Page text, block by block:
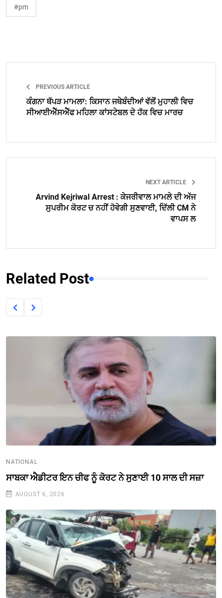
#pm
PREVIOUS ARTICLE
ਕੰਗਨਾ ਥੱਪੜ ਮਾਮਲਾ: ਕਿਸਾਨ ਜਥੇਬੰਦੀਆਂ ਵੱਲੋਂ ਮੁਹਾਲੀ ਵਿਚ
ਸੀਆਈਐੱਸਐੱਫ ਮਹਿਲਾ ਕਾਂਸਟੇਬਲ ਦੇ ਹੱਕ ਵਿਚ ਮਾਰਚ
NEXT ARTICLE
Arvind Kejriwal Arrest : ਕੇਜਰੀਵਾਲ ਮਾਮਲੇ ਦੀ ਅੱਜ
ਸੁਪਰੀਮ ਕੋਰਟ ਚ ਨਹੀਂ ਹੋਵੇਗੀ ਸੁਣਵਾਈ, ਦਿੱਲੀ CM ਨੇ
ਵਾਪਸ ਲ
Related Post
NATIONAL
ਸਾਬਕਾ ਐਡੀਟਰ ਇਨ ਚੀਫ ਨੂੰ ਕੋਰਟ ਨੇ ਸੁਣਾਈ 10 ਸਾਲ ਦੀ ਸਜ਼ਾ
AUGUST 6, 2026